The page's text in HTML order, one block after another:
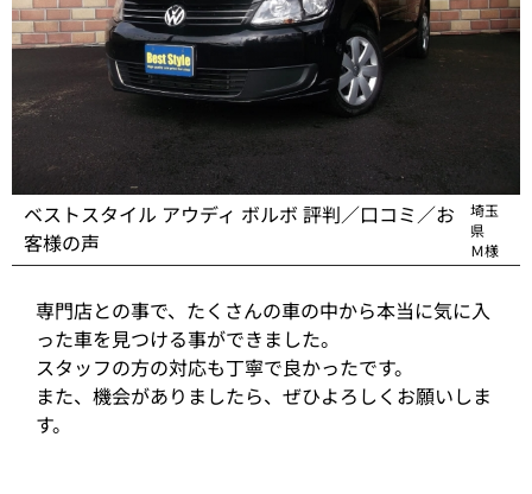
ベストスタイル アウディ ボルボ 評判／口コミ／お
客様の声
埼玉
県
Ｍ様
専門店との事で、たくさんの車の中から本当に気に入
った車を見つける事ができました。
スタッフの方の対応も丁寧で良かったです。
また、機会がありましたら、ぜひよろしくお願いしま
す。